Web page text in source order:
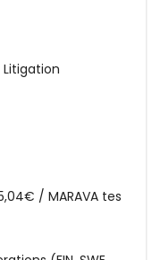
Litigation
/ MARAVA tes